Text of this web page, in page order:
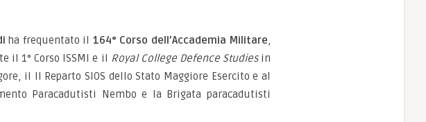
ha frequentato il 164° Corso dell’Accademia Militare,
il 1° Corso ISSMI e il Royal College Defence Studiesin
il II Reparto SIOS dello Stato Maggiore Esercito e al
Paracadutisti Nembo e la Brigata paracadutisti